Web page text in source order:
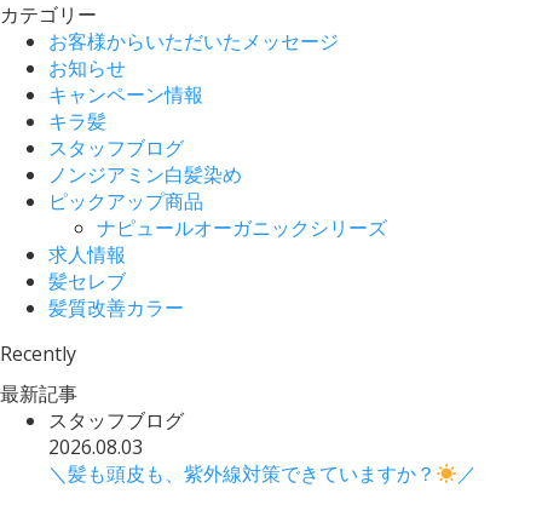
カテゴリー
お客様からいただいたメッセージ
お知らせ
キャンペーン情報
キラ髪
スタッフブログ
ノンジアミン白髪染め
ピックアップ商品
ナピュールオーガニックシリーズ
求人情報
髪セレブ
髪質改善カラー
Recently
最新記事
スタッフブログ
2026.08.03
＼髪も頭皮も、紫外線対策できていますか？
／